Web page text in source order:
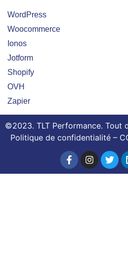
WordPress
Woocommerce
Ionos
Jotform
Shopify
OVH
Zapier
©2023. TLT Performance. Tout
Politique de confidentialité –